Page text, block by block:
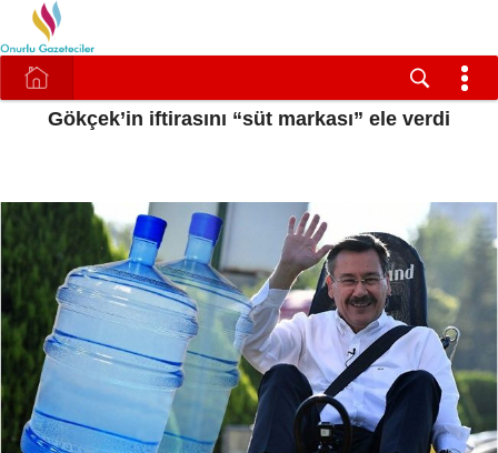
Gökçek’in iftirasını “süt markası” ele verdi